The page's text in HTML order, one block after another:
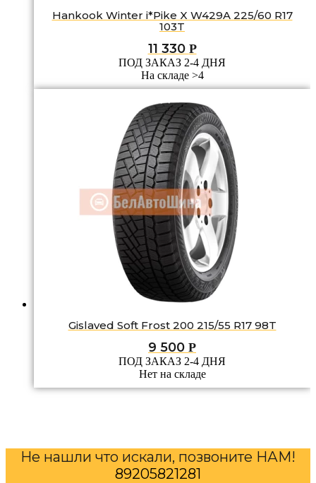
Hankook Winter i*Pike X W429A 225/60 R17
103T
11 330 Р
ПОД ЗАКАЗ 2-4 ДНЯ
На складе >4
Gislaved Soft Frost 200 215/55 R17 98T
9 500 Р
ПОД ЗАКАЗ 2-4 ДНЯ
Нет на складе
Не нашли что искали, позвоните НАМ!
89205821281